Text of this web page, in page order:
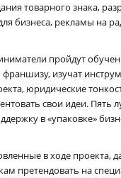
товарного знака,
бизнеса, рекламы на
пройдут
франшизу, изучат
юридические
свои идеи. Пять
в «упаковке»
в ходе проекта,
претендовать на